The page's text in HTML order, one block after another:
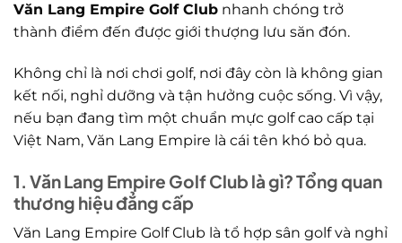
Văn Lang Empire Golf Club nhanh chóng trở
thành điểm đến được giới thượng lưu săn đón.
Không chỉ là nơi chơi golf, nơi đây còn là không gian
kết nối, nghỉ dưỡng và tận hưởng cuộc sống. Vì vậy,
nếu bạn đang tìm một chuẩn mực golf cao cấp tại
Việt Nam, Văn Lang Empire là cái tên khó bỏ qua.
1. Văn Lang Empire Golf Club là gì? Tổng quan
thương hiệu đẳng cấp
Văn Lang Empire Golf Club là tổ hợp sân golf và nghỉ